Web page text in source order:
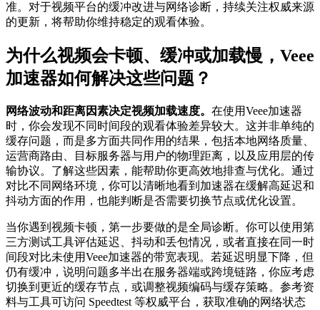
准。对于视频平台的缓冲改进与网络诊断，持续关注权威来源
的更新，将帮助你维持稳定的观看体验。
为什么视频会卡顿、缓冲或加载慢，Veee
加速器如何解决这些问题？
网络波动和距离因素决定视频加载速度。 在使用Veee加速器
时，你会发现不同时间段的观看体验差异较大。这并非单纯的
缓存问题，而是多方面共同作用的结果，包括本地网络质量、
运营商路由、目标服务器与用户的物理距离，以及应用层的传
输协议。了解这些因素，能帮助你更高效地排查与优化。通过
对比不同网络环境，你可以清晰地看到加速器在缓解高延迟和
抖动方面的作用，也能判断是否需要切换节点或优化设置。
当你遇到视频卡顿，第一步要做的是全局诊断。你可以使用第
三方测试工具评估延迟、抖动和丢包情况，或者直接在同一时
间段对比未使用Veee加速器的带宽表现。若延迟明显下降，但
仍有缓冲，说明问题多半出在服务器端或跨境链路，你应考虑
切换到更近的缓存节点，或调整视频编码与缓存策略。参考资
料与工具可访问 Speedtest 等权威平台，获取准确的网络状态